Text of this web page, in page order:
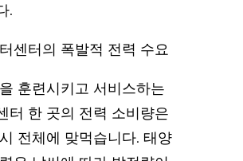
.
센터의 폭발적 전력 수요
훈련시키고 서비스하는
터 한 곳의 전력 소비량은
전체에 맞먹습니다. 태양